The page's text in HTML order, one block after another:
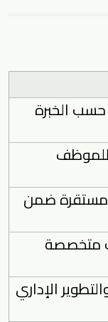
الخبرة
ضمن
متخصصة
الإداري